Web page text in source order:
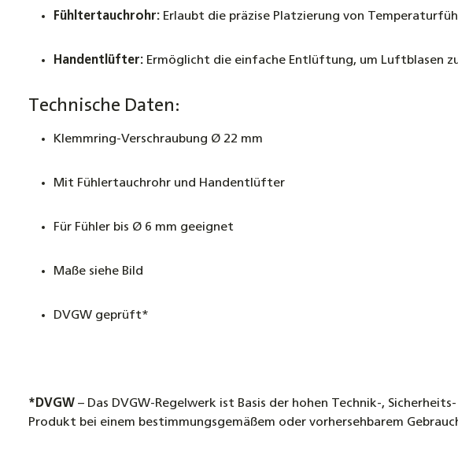
Fühltertauchrohr: Erlaubt die präzise Platzierung von
Handentlüfter: Ermöglicht die einfache Entlüftung, um Luftblasen
Technische Daten:
Klemmring-Verschraubung Ø 22 mm
Mit Fühlertauchrohr und Handentlüfter
Für Fühler bis Ø 6 mm geeignet
Maße siehe Bild
DVGW geprüft*
*DVGW – Das DVGW-Regelwerk ist Basis der hohen Technik-,
Produkt bei einem bestimmungsgemäßem oder vorhersehbarem